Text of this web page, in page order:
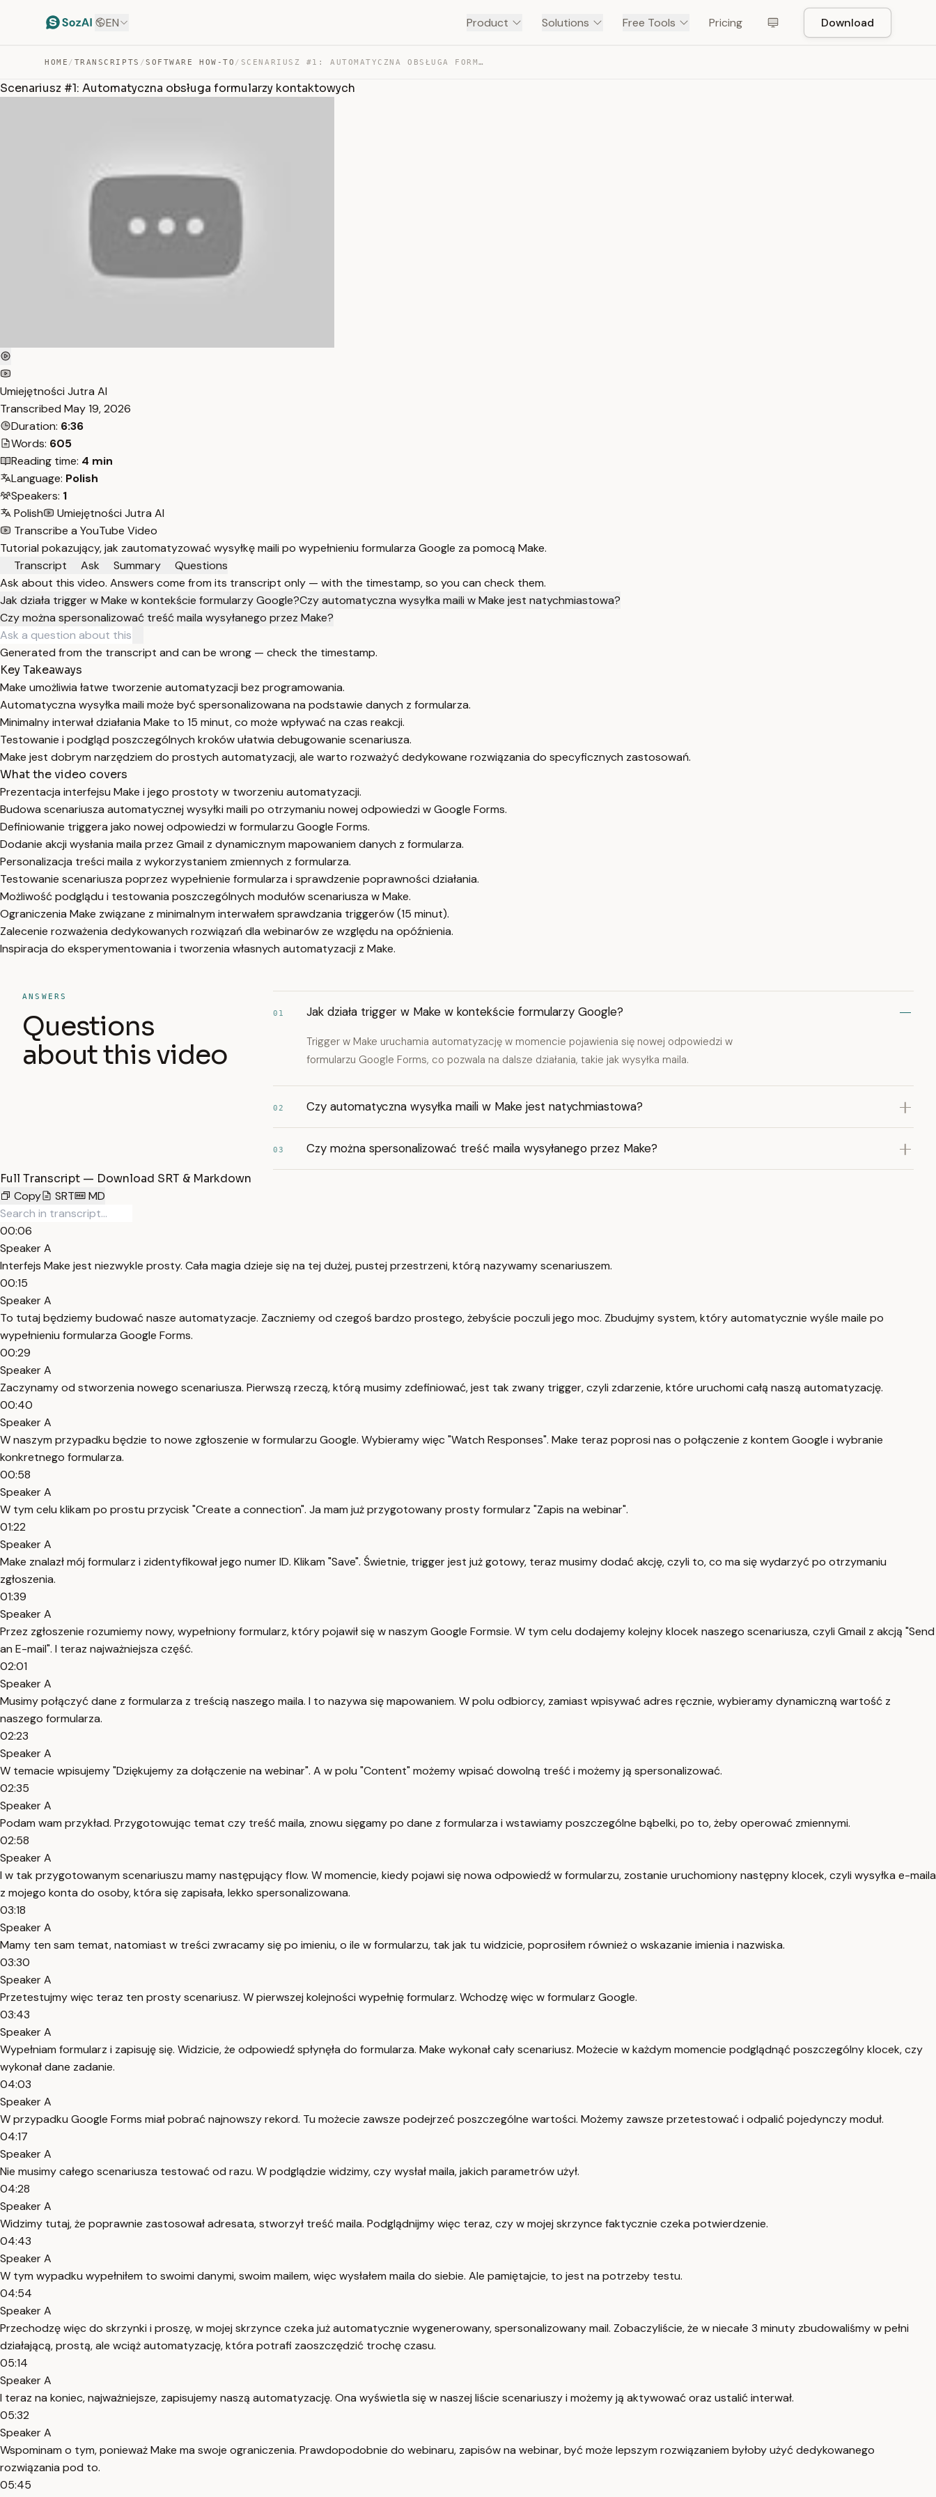
EN Product Solutions Free Tools Pricing Download
HOME / TRANSCRIPTS /SOFTWARE HOW-TO / SCENARIUSZ #1: AUTOMATYCZNA OBSŁUGA FORMULARZY KONTAKTO… — TRANSCRIPT
Scenariusz #1: Automatyczna obsługa formularzy kontaktowych
Umiejętności Jutra AI
Transcribed May 19, 2026
Duration: 6:36
Words: 605
Reading time: 4 min
Language: Polish
Speakers: 1
Polish
Umiejętności Jutra AI
Transcribe a YouTube Video
Tutorial pokazujący, jak zautomatyzować wysyłkę maili po wypełnieniu formularza Google za pomocą Make.
Transcript
Ask Summary
Questions
Ask about this video. Answers come from its transcript only — with the timestamp, so you can check them.
Jak działa trigger w Make w kontekście formularzy Google?Czy automatyczna wysyłka maili w Make jest natychmiastowa?
Czy można spersonalizować treść maila wysyłanego przez Make?
Generated from the transcript and can be wrong — check the timestamp.
Key Takeaways
Make umożliwia łatwe tworzenie automatyzacji bez programowania.
Automatyczna wysyłka maili może być spersonalizowana na podstawie danych z formularza.
Minimalny interwał działania Make to 15 minut, co może wpływać na czas reakcji.
Testowanie i podgląd poszczególnych kroków ułatwia debugowanie scenariusza.
Make jest dobrym narzędziem do prostych automatyzacji, ale warto rozważyć dedykowane rozwiązania do specyficznych zastosowań.
What the video covers
Prezentacja interfejsu Make i jego prostoty w tworzeniu automatyzacji.
Budowa scenariusza automatycznej wysyłki maili po otrzymaniu nowej odpowiedzi w Google Forms.
Definiowanie triggera jako nowej odpowiedzi w formularzu Google Forms.
Dodanie akcji wysłania maila przez Gmail z dynamicznym mapowaniem danych z formularza.
Personalizacja treści maila z wykorzystaniem zmiennych z formularza.
Testowanie scenariusza poprzez wypełnienie formularza i sprawdzenie poprawności działania.
Możliwość podglądu i testowania poszczególnych modułów scenariusza w Make.
Ograniczenia Make związane z minimalnym interwałem sprawdzania triggerów (15 minut).
Zalecenie rozważenia dedykowanych rozwiązań dla webinarów ze względu na opóźnienia.
Inspiracja do eksperymentowania i tworzenia własnych automatyzacji z Make.
ANSWERS
Questions
about this video
01 Jak działa trigger w Make w kontekście formularzy Google?
Trigger w Make uruchamia automatyzację w momencie pojawienia się nowej odpowiedzi w
formularzu Google Forms, co pozwala na dalsze działania, takie jak wysyłka maila.
02 Czy automatyczna wysyłka maili w Make jest natychmiastowa?
03 Czy można spersonalizować treść maila wysyłanego przez Make?
Full Transcript — Download SRT & Markdown
Copy
SRT MD
00:06
Speaker A
Interfejs Make jest niezwykle prosty. Cała magia dzieje się na tej dużej, pustej przestrzeni, którą nazywamy scenariuszem.
00:15
Speaker A
To tutaj będziemy budować nasze automatyzacje. Zaczniemy od czegoś bardzo prostego, żebyście poczuli jego moc. Zbudujmy system, który automatycznie wyśle maile po
wypełnieniu formularza Google Forms.
00:29
Speaker A
Zaczynamy od stworzenia nowego scenariusza. Pierwszą rzeczą, którą musimy zdefiniować, jest tak zwany trigger, czyli zdarzenie, które uruchomi całą naszą automatyzację.
00:40
Speaker A
W naszym przypadku będzie to nowe zgłoszenie w formularzu Google. Wybieramy więc "Watch Responses". Make teraz poprosi nas o połączenie z kontem Google i wybranie
konkretnego formularza.
00:58
Speaker A
W tym celu klikam po prostu przycisk "Create a connection". Ja mam już przygotowany prosty formularz "Zapis na webinar".
01:22
Speaker A
Make znalazł mój formularz i zidentyfikował jego numer ID. Klikam "Save". Świetnie, trigger jest już gotowy, teraz musimy dodać akcję, czyli to, co ma się wydarzyć po otrzymaniu
zgłoszenia.
01:39
Speaker A
Przez zgłoszenie rozumiemy nowy, wypełniony formularz, który pojawił się w naszym Google Formsie. W tym celu dodajemy kolejny klocek naszego scenariusza, czyli Gmail z akcją "Send
an E-mail". I teraz najważniejsza część.
02:01
Speaker A
Musimy połączyć dane z formularza z treścią naszego maila. I to nazywa się mapowaniem. W polu odbiorcy, zamiast wpisywać adres ręcznie, wybieramy dynamiczną wartość z
naszego formularza.
02:23
Speaker A
W temacie wpisujemy "Dziękujemy za dołączenie na webinar". A w polu "Content" możemy wpisać dowolną treść i możemy ją spersonalizować.
02:35
Speaker A
Podam wam przykład. Przygotowując temat czy treść maila, znowu sięgamy po dane z formularza i wstawiamy poszczególne bąbelki, po to, żeby operować zmiennymi.
02:58
Speaker A
I w tak przygotowanym scenariuszu mamy następujący flow. W momencie, kiedy pojawi się nowa odpowiedź w formularzu, zostanie uruchomiony następny klocek, czyli wysyłka e-maila
z mojego konta do osoby, która się zapisała, lekko spersonalizowana.
03:18
Speaker A
Mamy ten sam temat, natomiast w treści zwracamy się po imieniu, o ile w formularzu, tak jak tu widzicie, poprosiłem również o wskazanie imienia i nazwiska.
03:30
Speaker A
Przetestujmy więc teraz ten prosty scenariusz. W pierwszej kolejności wypełnię formularz. Wchodzę więc w formularz Google.
03:43
Speaker A
Wypełniam formularz i zapisuję się. Widzicie, że odpowiedź spłynęła do formularza. Make wykonał cały scenariusz. Możecie w każdym momencie podglądnąć poszczególny klocek, czy
wykonał dane zadanie.
04:03
Speaker A
W przypadku Google Forms miał pobrać najnowszy rekord. Tu możecie zawsze podejrzeć poszczególne wartości. Możemy zawsze przetestować i odpalić pojedynczy moduł.
04:17
Speaker A
Nie musimy całego scenariusza testować od razu. W podglądzie widzimy, czy wysłał maila, jakich parametrów użył.
04:28
Speaker A
Widzimy tutaj, że poprawnie zastosował adresata, stworzył treść maila. Podglądnijmy więc teraz, czy w mojej skrzynce faktycznie czeka potwierdzenie.
04:43
Speaker A
W tym wypadku wypełniłem to swoimi danymi, swoim mailem, więc wysłałem maila do siebie. Ale pamiętajcie, to jest na potrzeby testu.
04:54
Speaker A
Przechodzę więc do skrzynki i proszę, w mojej skrzynce czeka już automatycznie wygenerowany, spersonalizowany mail. Zobaczyliście, że w niecałe 3 minuty zbudowaliśmy w pełni
działającą, prostą, ale wciąż automatyzację, która potrafi zaoszczędzić trochę czasu.
05:14
Speaker A
I teraz na koniec, najważniejsze, zapisujemy naszą automatyzację. Ona wyświetla się w naszej liście scenariuszy i możemy ją aktywować oraz ustalić interwał.
05:32
Speaker A
Wspominam o tym, ponieważ Make ma swoje ograniczenia. Prawdopodobnie do webinaru, zapisów na webinar, być może lepszym rozwiązaniem byłoby użyć dedykowanego
rozwiązania pod to.
05:45